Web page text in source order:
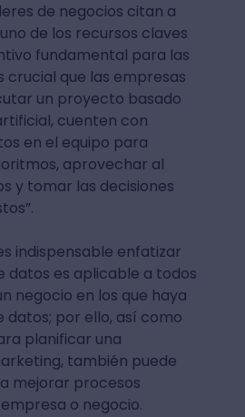
de negocios citan a
de los recursos claves
fundamental para las
crucial que las empresas
un proyecto basado
cuenten con
en el equipo para
aprovechar al
y tomar las decisiones
indispensable enfatizar
datos es aplicable a todos
negocio en los que haya
datos; por ello, así como
planificar una
también puede
mejorar procesos
o negocio.